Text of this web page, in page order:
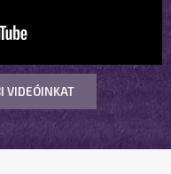
VIDEÓINKAT